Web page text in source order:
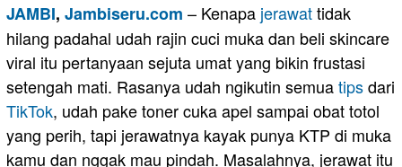
JAMBI, Jambiseru.com – Kenapa jerawattidak
hilang padahal udah rajin cuci muka dan beli skincare
viral itu pertanyaan sejuta umat yang bikin frustasi
setengah mati. Rasanya udah ngikutin semuatipsdari
TikTok, udah pake toner cuka apel sampai obat totol
yang perih, tapi jerawatnya kayak punya KTP di muka
kamu dan nggak mau pindah. Masalahnya, jerawat itu